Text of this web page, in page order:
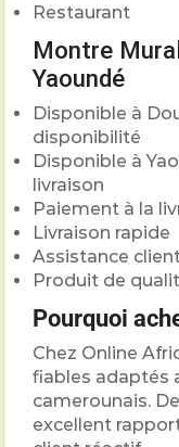
Restaurant
Montre
Yaoundé
Disponible à
disponibilité
Disponible à
livraison
Paiement à la
Livraison rapide
Assistance
Produit de
Pourquoi
Chez Online
fiables adaptés
camerounais.
excellent